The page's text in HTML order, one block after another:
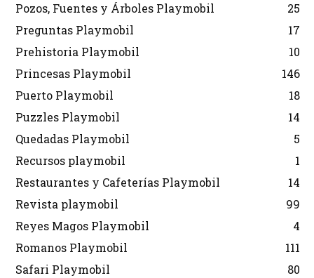
Pozos, Fuentes y Árboles Playmobil
25
Preguntas Playmobil
17
Prehistoria Playmobil
10
Princesas Playmobil
146
Puerto Playmobil
18
Puzzles Playmobil
14
Quedadas Playmobil
5
Recursos playmobil
1
Restaurantes y Cafeterías Playmobil
14
Revista playmobil
99
Reyes Magos Playmobil
4
Romanos Playmobil
111
Safari Playmobil
80